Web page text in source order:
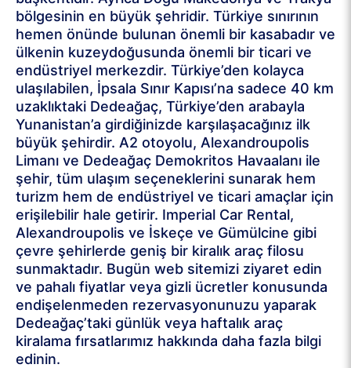
bölgesinin en büyük şehridir. Türkiye sınırının
hemen önünde bulunan önemli bir kasabadır ve
ülkenin kuzeydoğusunda önemli bir ticari ve
endüstriyel merkezdir. Türkiye’den kolayca
ulaşılabilen, İpsala Sınır Kapısı’na sadece 40 km
uzaklıktaki Dedeağaç, Türkiye’den arabayla
Yunanistan’a girdiğinizde karşılaşacağınız ilk
büyük şehirdir. A2 otoyolu, Alexandroupolis
Limanı ve Dedeağaç Demokritos Havaalanı ile
şehir, tüm ulaşım seçeneklerini sunarak hem
turizm hem de endüstriyel ve ticari amaçlar için
erişilebilir hale getirir. Imperial Car Rental,
Alexandroupolis ve İskeçe ve Gümülcine gibi
çevre şehirlerde geniş bir kiralık araç filosu
sunmaktadır. Bugün web sitemizi ziyaret edin
ve pahalı fiyatlar veya gizli ücretler konusunda
endişelenmeden rezervasyonunuzu yaparak
Dedeağaç’taki günlük veya haftalık araç
kiralama fırsatlarımız hakkında daha fazla bilgi
edinin.